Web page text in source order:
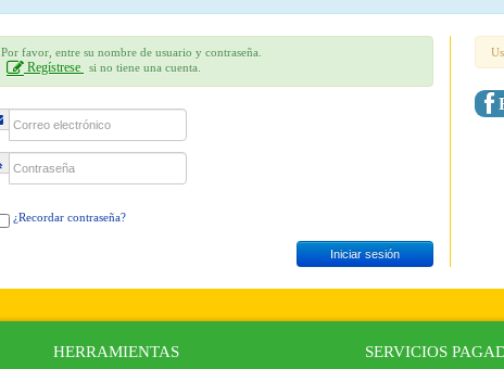
Por favor, entre su nombre de usuario y contraseña.
Regístrese si no tiene una cuenta.
¿Recordar contraseña?
HERRAMIENTAS SERVICIOS